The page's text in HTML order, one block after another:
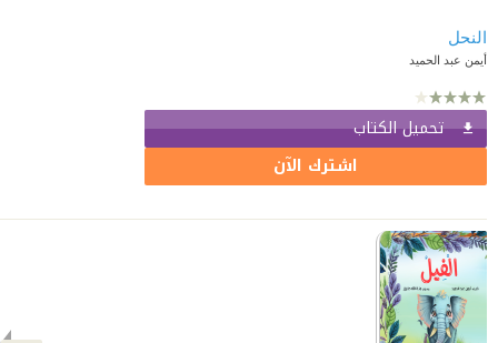
النحل
أيمن عبد الحميد
تحميل الكتاب
اشترك الآن